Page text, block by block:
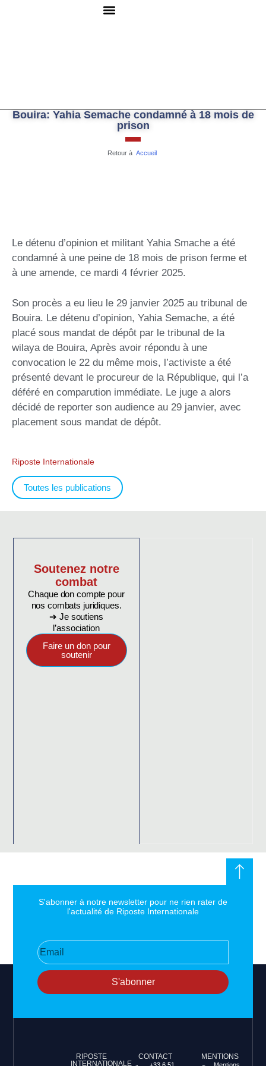
Bouira: Yahia Semache condamné à 18 mois de
prison
Retour à Accueil
Le détenu d’opinion et militant Yahia Smache a été
condamné à une peine de 18 mois de prison ferme et
à une amende, ce mardi 4 février 2025.
Son procès a eu lieu le 29 janvier 2025 au tribunal de
Bouira. Le détenu d’opinion, Yahia Semache, a été
placé sous mandat de dépôt par le tribunal de la
wilaya de Bouira, Après avoir répondu à une
convocation le 22 du même mois, l’activiste a été
présenté devant le procureur de la République, qui l’a
déféré en comparution immédiate. Le juge a alors
décidé de reporter son audience au 29 janvier, avec
placement sous mandat de dépôt.
Riposte Internationale
Toutes les publications
Soutenez notre
combat
Chaque don compte pour
nos combats juridiques.
➔ Je soutiens
l’association
Faire un don pour
soutenir
S'abonner à notre newsletter pour ne rien rater de
l'actualité de Riposte Internationale
S'abonner
RIPOSTE
INTERNATIONALE
CONTACT MENTIONS